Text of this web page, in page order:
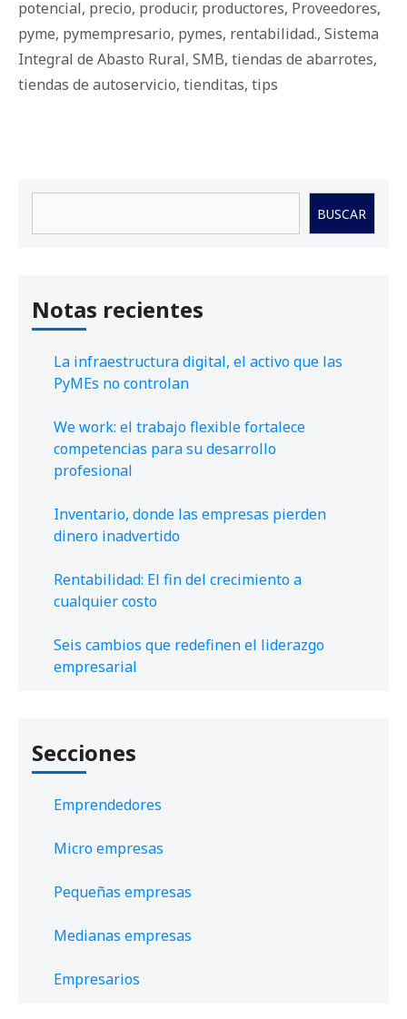
potencial, precio, producir, productores, Proveedores,
pyme, pymempresario, pymes, rentabilidad., Sistema
Integral de Abasto Rural, SMB, tiendas de abarrotes,
tiendas de autoservicio, tienditas, tips
BUSCAR
Notas recientes
La infraestructura digital, el activo que las
PyMEs no controlan
We work: el trabajo flexible fortalece
competencias para su desarrollo
profesional
Inventario, donde las empresas pierden
dinero inadvertido
Rentabilidad: El fin del crecimiento a
cualquier costo
Seis cambios que redefinen el liderazgo
empresarial
Secciones
Emprendedores
Micro empresas
Pequeñas empresas
Medianas empresas
Empresarios